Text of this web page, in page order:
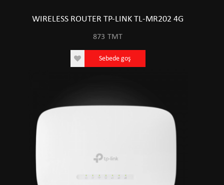
WIRELESS ROUTER TP-LINK TL-MR202 4G
873 TMT
Sebede goş